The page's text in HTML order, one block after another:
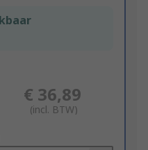
€ 36,89
(incl. BTW)